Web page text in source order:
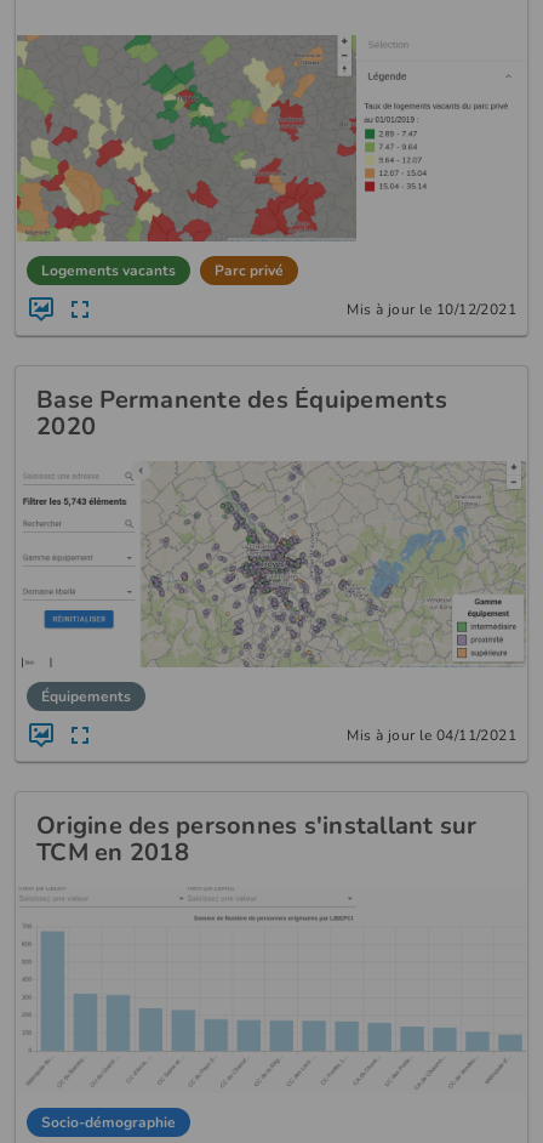
Logements vacants
Parc privé
Mis à jour le 10/12/2021
Base Permanente des Équipements
2020
Équipements
Mis à jour le 04/11/2021
Origine des personnes s'installant sur
TCM en 2018
Socio-démographie